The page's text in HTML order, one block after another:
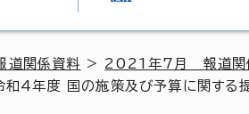
関係資料 > 2021年7月 報道関
4年度 国の施策及び予算に関する提